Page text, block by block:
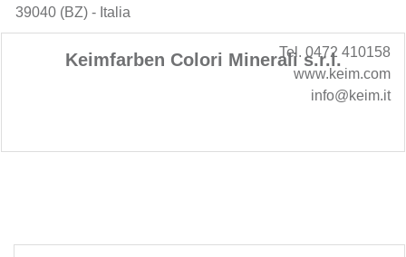
Keimfarben Colori Minerali s.r.l.
39040 (BZ) - Italia
Tel. 0472 410158
www.keim.com
info@keim.it